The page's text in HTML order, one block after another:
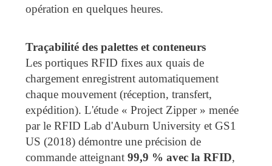
opération en quelques heures.
Traçabilité des palettes et conteneurs
Les portiques RFID fixes aux quais de
chargement enregistrent automatiquement
chaque mouvement (réception, transfert,
expédition). L'étude « Project Zipper » menée
par le RFID Lab d'Auburn University et GS1
US (2018) démontre une précision de
commande atteignant 99,9 % avec la RFID,